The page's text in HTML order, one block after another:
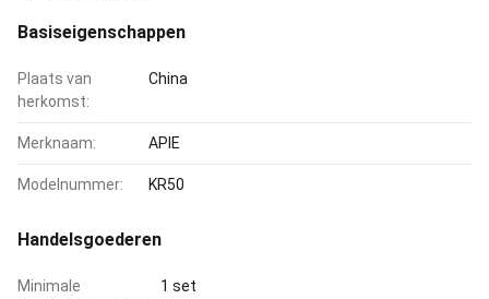
Basiseigenschappen
Plaats van
herkomst:
China
Merknaam: APIE
Modelnummer: KR50
Handelsgoederen
Minimale
1 set